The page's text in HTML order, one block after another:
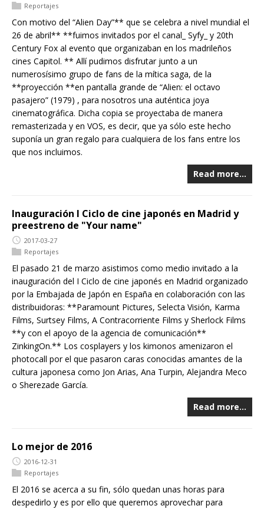
Reportajes
Con motivo del “Alien Day”** que se celebra a nivel mundial el
26 de abril** **fuimos invitados por el canal_ Syfy_ y 20th
Century Fox al evento que organizaban en los madrileños
cines Capitol. ** Allí pudimos disfrutar junto a un
numerosísimo grupo de fans de la mítica saga, de la
**proyección **en pantalla grande de “Alien: el octavo
pasajero” (1979) , para nosotros una auténtica joya
cinematográfica. Dicha copia se proyectaba de manera
remasterizada y en VOS, es decir, que ya sólo este hecho
suponía un gran regalo para cualquiera de los fans entre los
que nos incluimos.
Read more…
Inauguración I Ciclo de cine japonés en Madrid y
preestreno de "Your name"
2017-03-27
Reportajes
El pasado 21 de marzo asistimos como medio invitado a la
inauguración del I Ciclo de cine japonés en Madrid organizado
por la Embajada de Japón en España en colaboración con las
distribuidoras: **Paramount Pictures, Selecta Visión, Karma
Films, Surtsey Films, A Contracorriente Films y Sherlock Films
**y con el apoyo de la agencia de comunicación**
ZinkingOn.** Los cosplayers y los kimonos amenizaron el
photocall por el que pasaron caras conocidas amantes de la
cultura japonesa como Jon Arias, Ana Turpin, Alejandra Meco
o Sherezade García.
Read more…
Lo mejor de 2016
2016-12-31
Reportajes
El 2016 se acerca a su fin, sólo quedan unas horas para
despedirlo y es por ello que queremos aprovechar para